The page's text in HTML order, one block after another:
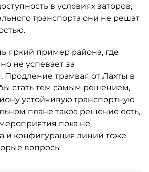
в условиях заторов,
транспорта они не решат
яркий пример района, где
не успевает за
Продление трамвая от Лахты в
стать тем самым решением,
устойчивую транспортную
плане такое решение есть,
пока не
и конфигурация линий тоже
вопросы.